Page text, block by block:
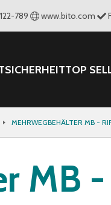
789 www.bito.com
SICHERHEITTOP
MEHRWEGBEHÄLTER MB -
MB